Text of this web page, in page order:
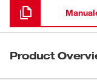
Product